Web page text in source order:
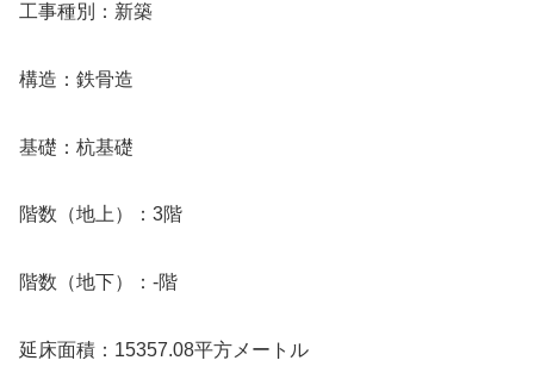
工事種別：新築
構造：鉄骨造
基礎：杭基礎
階数（地上）：3階
階数（地下）：-階
延床面積：15357.08平方メートル